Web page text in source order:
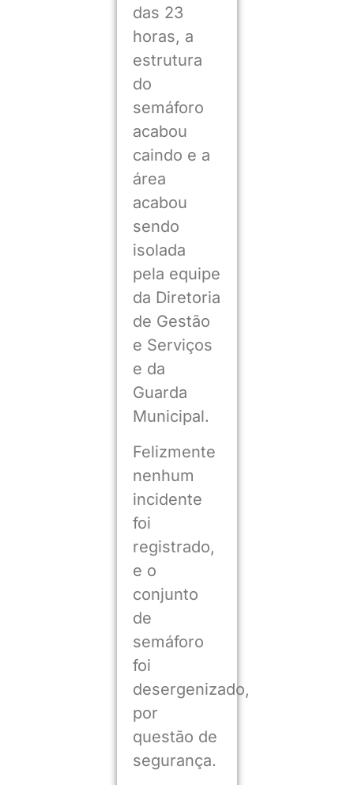
das 23
horas, a
estrutura
do
semáforo
acabou
caindo e a
área
acabou
sendo
isolada
pela equipe
da Diretoria
de Gestão
e Serviços
e da
Guarda
Municipal.
Felizmente
nenhum
incidente
foi
registrado,
e o
conjunto
de
semáforo
foi
desergenizado,
por
questão de
segurança.